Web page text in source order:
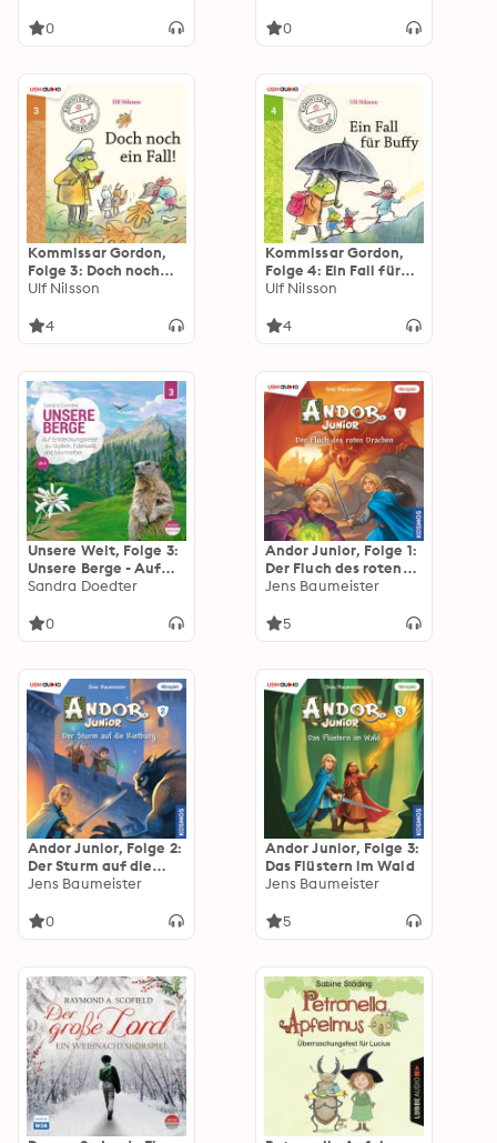
0
Libelle (Ungekürzt)
0
Kommissar Gordon,
Folge 3: Doch noch
ein Fall (Ungekürzt)
Ulf Nilsson
4
Kommissar Gordon,
Folge 4: Ein Fall für
Buffy (Ungekürzt)
Ulf Nilsson
4
Unsere Welt, Folge 3:
Unsere Berge - Auf
Entdeckungsreise zu
Murmeltier
Sandra Doedter
0
Andor Junior, Folge 1:
Der Fluch des roten
Drachen
Jens Baumeister
5
Andor Junior, Folge 2:
Der Sturm auf die
Rietburg
Jens Baumeister
0
Andor Junior, Folge 3:
Das Flüstern im Wald
Jens Baumeister
5